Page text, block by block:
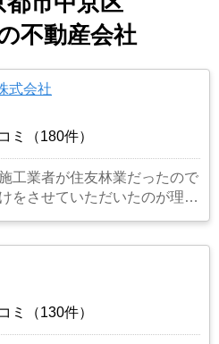
不動産会社
式会社
ミ（180件）
工業者が住友林業だったので
をさせていただいたのが理由
ミ（130件）